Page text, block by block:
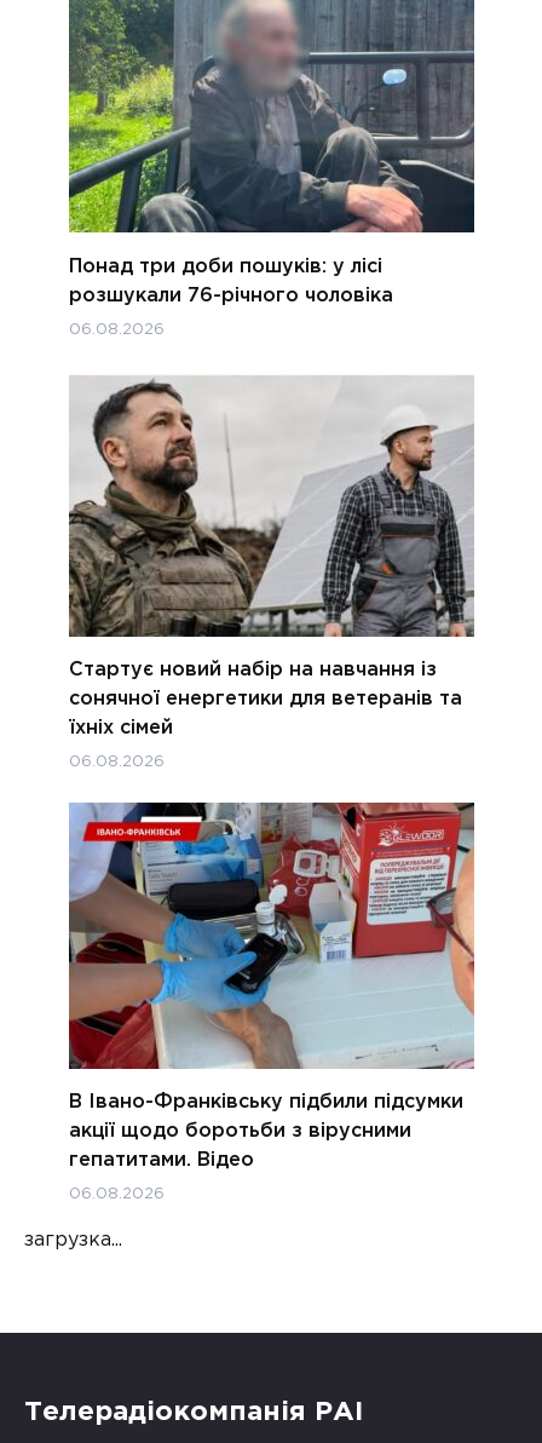
Понад три доби пошуків: у лісі
розшукали 76-річного чоловіка
06.08.2026
Стартує новий набір на навчання із
сонячної енергетики для ветеранів та
їхніх сімей
06.08.2026
В Івано-Франківську підбили підсумки
акції щодо боротьби з вірусними
гепатитами. Відео
06.08.2026
загрузка...
Телерадіокомпанія РАІ